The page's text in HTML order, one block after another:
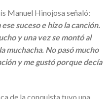
Manuel Hinojosa señaló:
ese suceso e hizo la canción.
y una vez se montó al
muchacha. No pasó mucho
y me gustó porque decía
de la conquista tuvo una